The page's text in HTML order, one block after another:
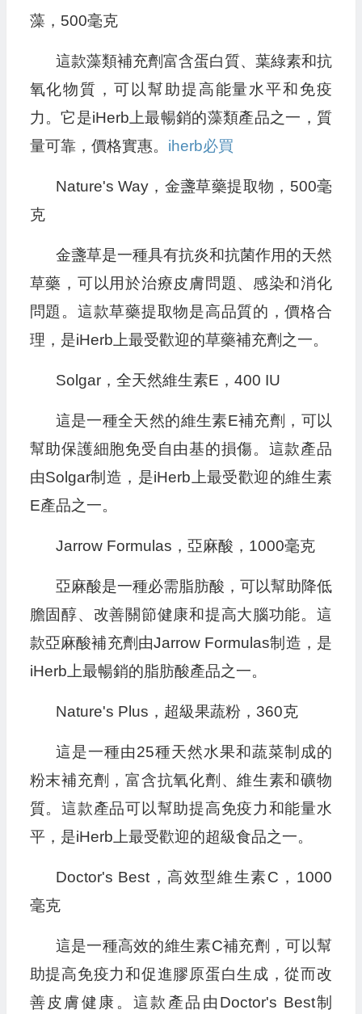
藻，500毫克
這款藻類補充劑富含蛋白質、葉綠素和抗
氧化物質，可以幫助提高能量水平和免疫
力。它是iHerb上最暢銷的藻類產品之一，質
量可靠，價格實惠。 iherb必買
Nature's Way，金盞草藥提取物，500毫
克
金盞草是一種具有抗炎和抗菌作用的天然
草藥，可以用於治療皮膚問題、感染和消化
問題。這款草藥提取物是高品質的，價格合
理，是iHerb上最受歡迎的草藥補充劑之一。
Solgar，全天然維生素E，400 IU
這是一種全天然的維生素E補充劑，可以
幫助保護細胞免受自由基的損傷。這款產品
由Solgar制造，是iHerb上最受歡迎的維生素
E產品之一。
Jarrow Formulas，亞麻酸，1000毫克
亞麻酸是一種必需脂肪酸，可以幫助降低
膽固醇、改善關節健康和提高大腦功能。這
款亞麻酸補充劑由Jarrow Formulas制造，是
iHerb上最暢銷的脂肪酸產品之一。
Nature's Plus，超級果蔬粉，360克
這是一種由25種天然水果和蔬菜制成的
粉末補充劑，富含抗氧化劑、維生素和礦物
質。這款產品可以幫助提高免疫力和能量水
平，是iHerb上最受歡迎的超級食品之一。
Doctor's Best，高效型維生素C，1000
毫克
這是一種高效的維生素C補充劑，可以幫
助提高免疫力和促進膠原蛋白生成，從而改
善皮膚健康。這款產品由Doctor's Best制